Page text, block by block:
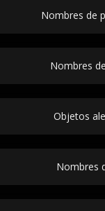
Nombres de
Nombres
Objetos
Nombres